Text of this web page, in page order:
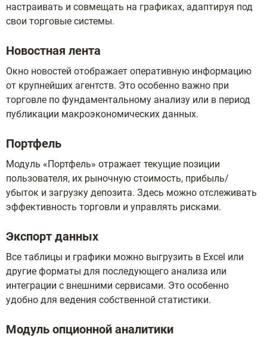
настраивать и совмещать на графиках, адаптируя под
свои торговые системы.
Новостная лента
Окно новостей отображает оперативную информацию
от крупнейших агентств. Это особенно важно при
торговле по фундаментальному анализу или в период
публикации макроэкономических данных.
Портфель
Модуль «Портфель» отражает текущие позиции
пользователя, их рыночную стоимость, прибыль/
убыток и загрузку депозита. Здесь можно отслеживать
эффективность торговли и управлять рисками.
Экспорт данных
Все таблицы и графики можно выгрузить в Excel или
другие форматы для последующего анализа или
интеграции с внешними сервисами. Это особенно
удобно для ведения собственной статистики.
Модуль опционной аналитики